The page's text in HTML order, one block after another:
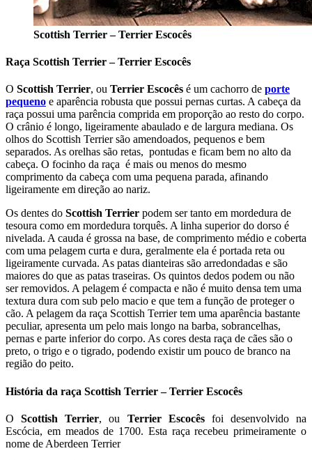
Scottish Terrier – Terrier Escocês
Raça Scottish Terrier – Terrier Escocês
O Scottish Terrier, ou Terrier Escocês é um cachorro de porte
pequeno e aparência robusta que possui pernas curtas. A cabeça da
raça possui uma parência comprida em proporção ao resto do corpo.
O crânio é longo, ligeiramente abaulado e de largura mediana. Os
olhos do Scottish Terrier são amendoados, pequenos e bem
separados. As orelhas são retas, pontudas e ficam bem no alto da
cabeça. O focinho da raça é mais ou menos do mesmo
comprimento da cabeça com uma pequena parada, afinando
ligeiramente em direção ao nariz.
Os dentes do Scottish Terrier podem ser tanto em mordedura de
tesoura como em mordedura torquês. A linha superior do dorso é
nivelada. A cauda é grossa na base, de comprimento médio e coberta
com uma pelagem curta e dura, geralmente ela é portada reta ou
ligeiramente curvada. As patas dianteiras são arredondadas e são
maiores do que as patas traseiras. Os quintos dedos podem ou não
ser removidos. A pelagem é compacta e não é muito densa tem uma
textura dura com sub pelo macio e que tem a função de proteger o
cão. A pelagem da raça Scottish Terrier tem uma aparência bastante
peculiar, apresenta um pelo mais longo na barba, sobrancelhas,
pernas e parte inferior do corpo. As cores desta raça de cães são o
preto, o trigo e o tigrado, podendo existir um pouco de branco na
região do peito.
História da raça Scottish Terrier – Terrier Escocês
OScottish Terrier, ou Terrier Escocêsfoi desenvolvido na
Escócia, em meados de 1700. Esta raça recebeu primeiramente o
nome de Aberdeen Terrier